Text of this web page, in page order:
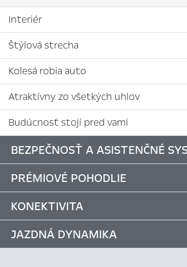
Interiér
Štýlová strecha
Kolesá robia auto
Atraktívny zo všetkých uhlov
Budúcnosť stojí pred vami
BEZPEČNOSŤ A ASISTENČNÉ
PRÉMIOVÉ POHODLIE
KONEKTIVITA
JAZDNÁ DYNAMIKA